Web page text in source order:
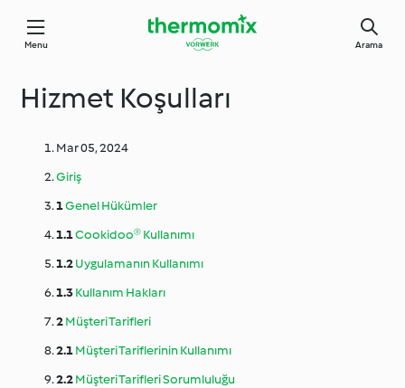
Menu Arama
Hizmet Koşulları
Mar 05, 2024
Giriş
1Genel Hükümler
1.1Cookidoo® Kullanımı
1.2Uygulamanın Kullanımı
1.3Kullanım Hakları
2Müşteri Tarifleri
2.1Müşteri Tariflerinin Kullanımı
2.2Müşteri Tarifleri Sorumluluğu